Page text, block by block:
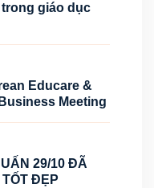
giáo dục
Educare &
Meeting
29/10 ĐÃ
TỐT ĐẸP